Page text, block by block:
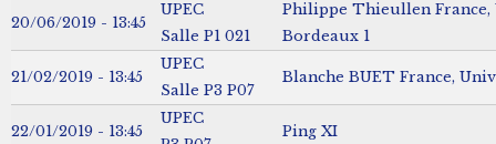
20/06/2019 - 13:45
UPEC
Salle P1 021
Philippe Thieullen France,
Bordeaux 1
21/02/2019 - 13:45
UPEC
Salle P3 P07
Blanche BUET France,
22/01/2019 - 13:45
UPEC
Ping XI